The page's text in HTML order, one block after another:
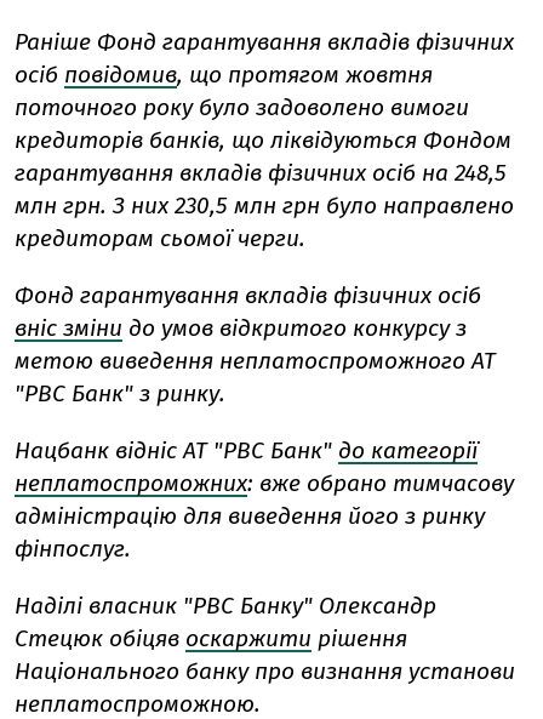
Раніше Фонд гарантування вкладів фізичних
осіб повідомив, що протягом жовтня
поточного року було задоволено вимоги
кредиторів банків, що ліквідуються Фондом
гарантування вкладів фізичних осіб на 248,5
млн грн. З них 230,5 млн грн було направлено
кредиторам сьомої черги.
Фонд гарантування вкладів фізичних осіб
вніс зміни до умов відкритого конкурсу з
метою виведення неплатоспроможного АТ
"РВС Банк" з ринку.
Нацбанк відніс АТ "РВС Банк" до категорії
неплатоспроможних: вже обрано тимчасову
адміністрацію для виведення його з ринку
фінпослуг.
Наділі власник "РВС Банку" Олександр
Стецюк обіцяв оскаржити рішення
Національного банку про визнання установи
неплатоспроможною.